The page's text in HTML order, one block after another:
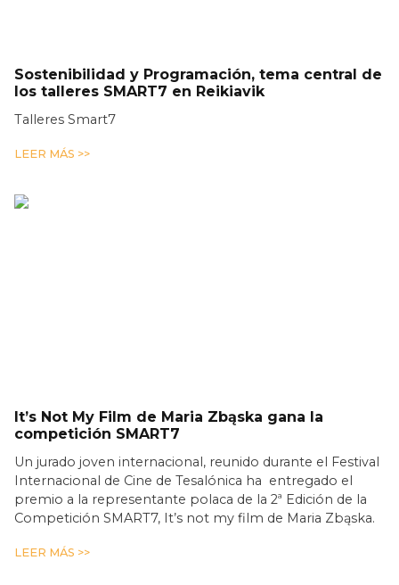
Sostenibilidad y Programación, tema central de
los talleres SMART7 en Reikiavik
Talleres Smart7
LEER MÁS >>
It’s Not My Film de Maria Zbąska gana la
competición SMART7
Un jurado joven internacional, reunido durante el Festival
Internacional de Cine de Tesalónica ha entregado el
premio a la representante polaca de la 2ª Edición de la
Competición SMART7, It’s not my film de Maria Zbąska.
LEER MÁS >>